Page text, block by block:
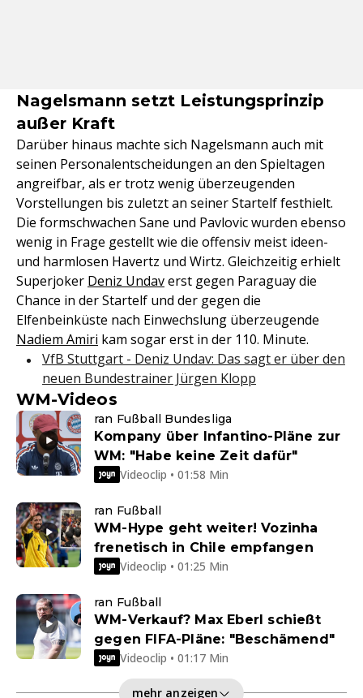
Nagelsmann setzt Leistungsprinzip
außer Kraft
Darüber hinaus machte sich Nagelsmann auch mit
seinen Personalentscheidungen an den Spieltagen
angreifbar, als er trotz wenig überzeugenden
Vorstellungen bis zuletzt an seiner Startelf festhielt.
Die formschwachen Sane und Pavlovic wurden ebenso
wenig in Frage gestellt wie die offensiv meist ideen-
und harmlosen Havertz und Wirtz. Gleichzeitig erhielt
Superjoker Deniz Undaverst gegen Paraguay die
Chance in der Startelf und der gegen die
Elfenbeinküste nach Einwechslung überzeugende
Nadiem Amiri kam sogar erst in der 110. Minute.
VfB Stuttgart - Deniz Undav: Das sagt er über den
neuen Bundestrainer Jürgen Klopp
WM-Videos
ran Fußball Bundesliga
Kompany über Infantino-Pläne zur
WM: "Habe keine Zeit dafür"
Videoclip • 01:58 Min
ran Fußball
WM-Hype geht weiter! Vozinha
frenetisch in Chile empfangen
Videoclip • 01:25 Min
ran Fußball
WM-Verkauf? Max Eberl schießt
gegen FIFA-Pläne: "Beschämend"
Videoclip • 01:17 Min
mehr anzeigen